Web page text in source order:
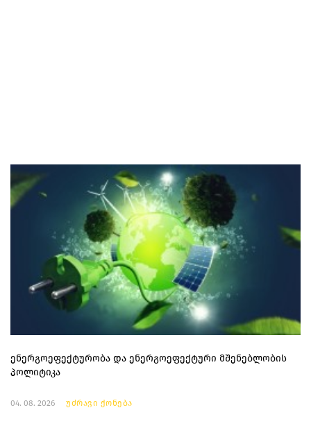
ენერგოეფექტურობა და ენერგოეფექტური მშენებლობის
პოლიტიკა
04. 08. 2026 უძრავი ქონება